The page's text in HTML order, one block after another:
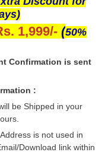
1,999/- (50%
Confirmation is sent
:
be Shipped in your
is not used in
Download link within